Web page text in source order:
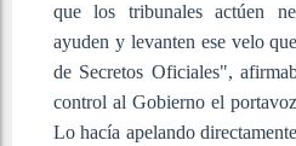
que los tribunales actúen
ayuden y levanten ese velo
de Secretos Oficiales",
control al Gobierno el
Lo hacía apelando